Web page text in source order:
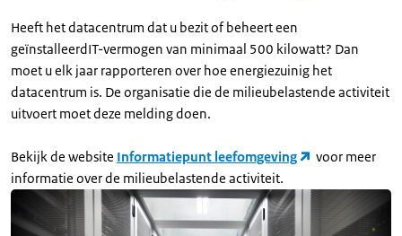
Heeft het datacentrum dat u bezit of beheert een
geïnstalleerdIT-vermogen van minimaal 500 kilowatt? Dan
moet u elk jaar rapporteren over hoe energiezuinig het
datacentrum is. De organisatie die de milieubelastende activiteit
uitvoert moet deze melding doen.
Bekijk de website Informatiepunt leefomgeving
voor meer
informatie over de milieubelastende activiteit.